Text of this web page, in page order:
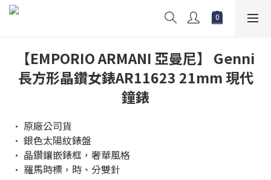
【EMPORIO ARMANI 亞曼尼】 Genni
長方形晶鑽女錶AR11623 21mm 現代
鐘錶
• 原廠公司貨
• 銀色太陽紋錶盤
• 晶鑽鑲嵌錶框，奢華風格
• 羅馬時標，時、分雙針